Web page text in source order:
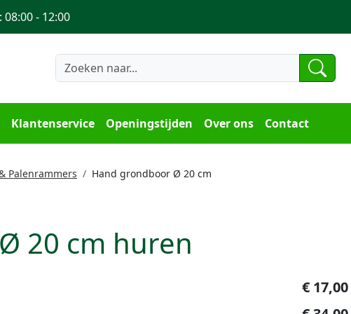
Klantenservice Openingstijden Over ons Contact
- 12:00
Palenrammers
Hand grondboor Ø 20 cm
20 cm huren
€ 17,00